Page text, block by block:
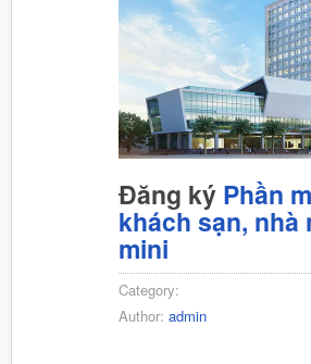
Đăng ký Phần
khách sạn, nhà
mini
Category:
Author: admin